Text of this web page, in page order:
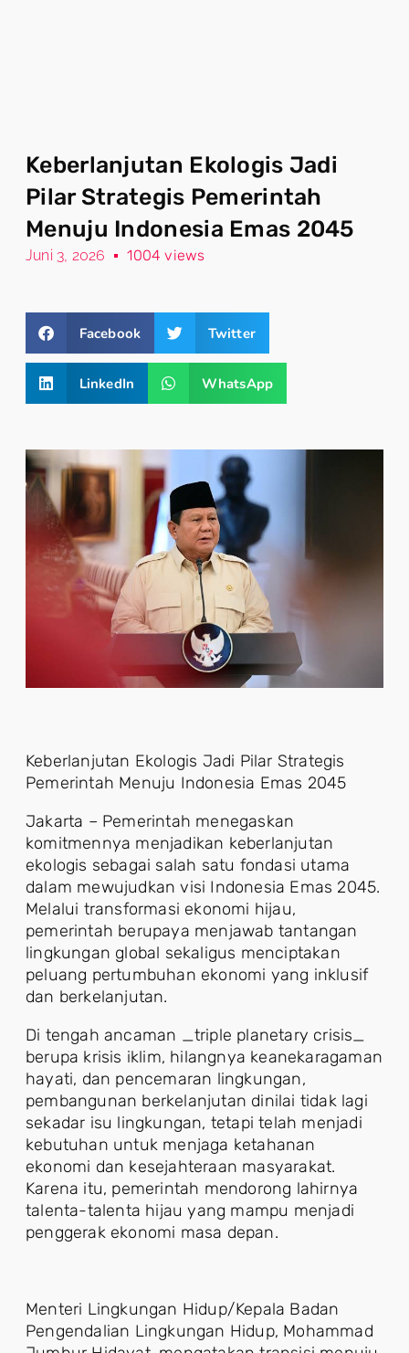
Keberlanjutan Ekologis Jadi
Pilar Strategis Pemerintah
Menuju Indonesia Emas 2045
Juni 3, 2026 1004 views
Facebook Twitter
LinkedIn WhatsApp
Keberlanjutan Ekologis Jadi Pilar Strategis
Pemerintah Menuju Indonesia Emas 2045
Jakarta – Pemerintah menegaskan
komitmennya menjadikan keberlanjutan
ekologis sebagai salah satu fondasi utama
dalam mewujudkan visi Indonesia Emas 2045.
Melalui transformasi ekonomi hijau,
pemerintah berupaya menjawab tantangan
lingkungan global sekaligus menciptakan
peluang pertumbuhan ekonomi yang inklusif
dan berkelanjutan.
Di tengah ancaman _triple planetary crisis_
berupa krisis iklim, hilangnya keanekaragaman
hayati, dan pencemaran lingkungan,
pembangunan berkelanjutan dinilai tidak lagi
sekadar isu lingkungan, tetapi telah menjadi
kebutuhan untuk menjaga ketahanan
ekonomi dan kesejahteraan masyarakat.
Karena itu, pemerintah mendorong lahirnya
talenta-talenta hijau yang mampu menjadi
penggerak ekonomi masa depan.
Menteri Lingkungan Hidup/Kepala Badan
Pengendalian Lingkungan Hidup, Mohammad